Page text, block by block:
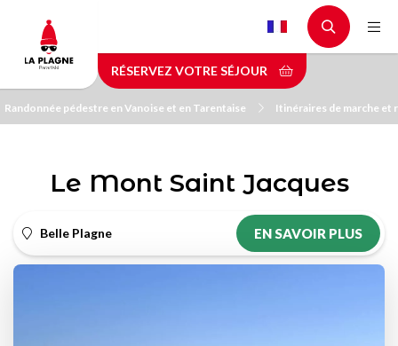
contenu
principal
RÉSERVEZ VOTRE SÉJOUR
Randonnée pédestre en Vanoise et en Tarentaise Itinéraires de marche et
Le Mont Saint Jacques
Belle Plagne EN SAVOIR PLUS